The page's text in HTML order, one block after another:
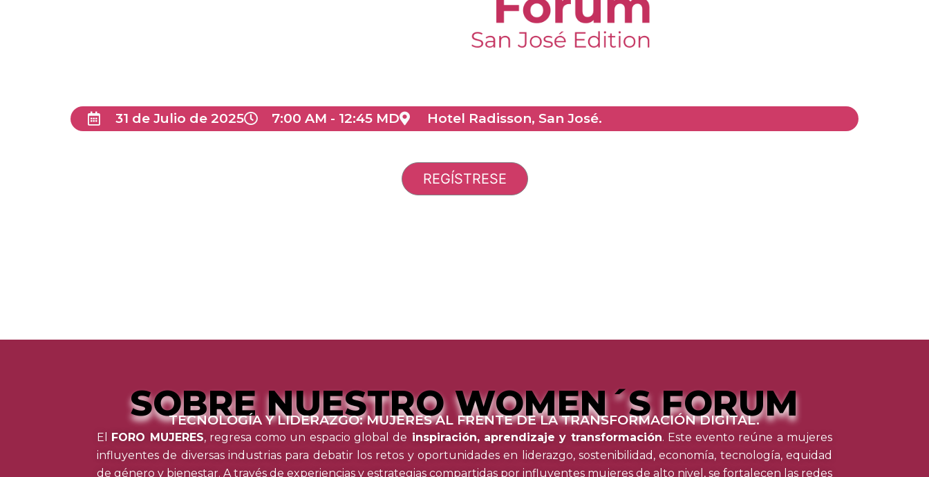
31 de Julio de 2025 7:00 AM - 12:45 MD Hotel Radisson, San José.
REGÍSTRESE
SOBRE NUESTRO WOMEN´S FORUM
TECNOLOGÍA Y LIDERAZGO: MUJERES AL FRENTE DE LA TRANSFORMACIÓN DIGITAL.
El FORO MUJERES, regresa como un espacio global de inspiración, aprendizaje y transformación. Este evento reúne a mujeres
influyentes de diversas industrias para debatir los retos y oportunidades en liderazgo, sostenibilidad, economía, tecnología, equidad
de género y bienestar. A través de experiencias y estrategias compartidas por influyentes mujeres de alto nivel, se fortalecen las redes